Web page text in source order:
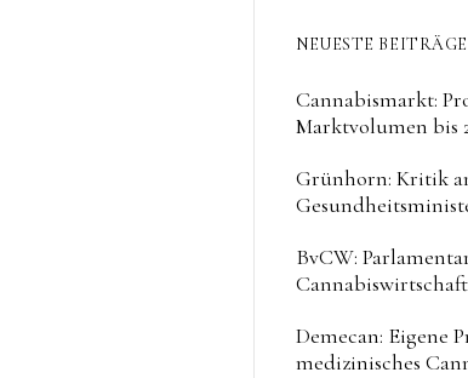
NEUESTE BEITRÄGE
Cannabismarkt:
Marktvolumen bis
Grünhorn: Kritik
BvCW:
Cannabiswirtschaft
Demecan: Eigene
medizinisches